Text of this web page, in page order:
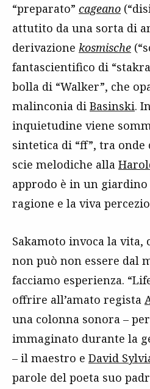
“preparato” cageano
attutito da una sorta di
derivazione kosmische
fantascientifico di
bolla di “Walker”, che
malinconia di Basinski.
inquietudine viene
sintetica di “ff”, tra
scie melodiche alla
approdo è in un
ragione e la viva
Sakamoto invoca la vita,
non può non essere dal
facciamo esperienza.
offrire all’amato regista
una colonna sonora –
immaginato durante la
– il maestro e David
parole del poeta suo